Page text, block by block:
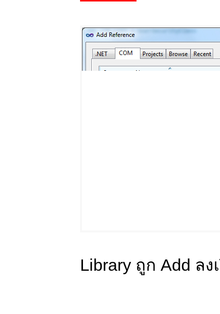
Library ถูก Add ล